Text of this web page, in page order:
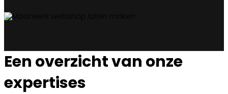
Een overzicht van onze
expertises